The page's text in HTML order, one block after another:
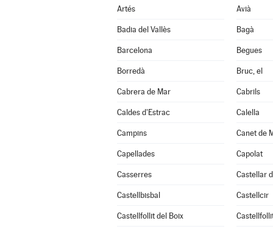
Artés Avià
Badia del Vallès Bagà
Barcelona Begues
Borredà Bruc, el
Cabrera de Mar Cabrils
Caldes d'Estrac Calella
Campins Canet de
Capellades Capolat
Casserres Castellar
Castellbisbal Castellcir
Castellfollit del Boix